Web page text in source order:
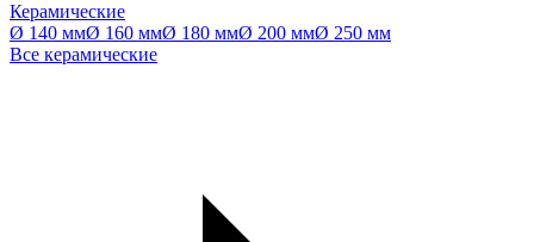
Керамические
Ø 140 ммØ 160 ммØ 180 ммØ 200 ммØ 250 мм
Все керамические